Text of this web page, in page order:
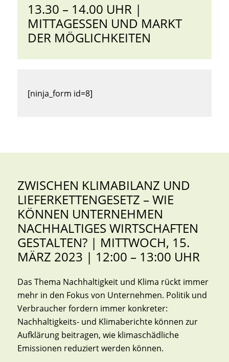
13.30 – 14.00 UHR |
MITTAGESSEN UND MARKT
DER MÖGLICHKEITEN
[ninja_form id=8]
ZWISCHEN KLIMABILANZ UND
LIEFERKETTENGESETZ – WIE
KÖNNEN UNTERNEHMEN
NACHHALTIGES WIRTSCHAFTEN
GESTALTEN? | MITTWOCH, 15.
MÄRZ 2023 | 12:00 – 13:00 UHR
Das Thema Nachhaltigkeit und Klima rückt immer
mehr in den Fokus von Unternehmen. Politik und
Verbraucher fordern immer konkreter:
Nachhaltigkeits- und Klimaberichte können zur
Aufklärung beitragen, wie klimaschädliche
Emissionen reduziert werden können.